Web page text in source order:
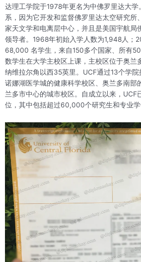
达理工学院于1978年更名为中佛罗里达大学
系，因为它开发和监督佛罗里达太空研究所
家天文学和电离层中心，并且是美国宇航局
领导者。1968年初始入学人数为1,948人；
68,000 名学生，来自150多个国家、所有
数学生在大学主校区上课，主校区位于奥兰
纳维拉尔角以西35英里。UCF通过13个学
诺娜湖医学城的健康科学校区、奥兰多南部
兰多市中心的城市校区。自成立以来，UCF
位，其中包括超过60,000个研究生和专业学